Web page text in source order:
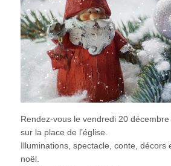
Rendez-vous le vendredi 20
sur la place de l’église.
Illuminations, spectacle, conte, décors
noël.